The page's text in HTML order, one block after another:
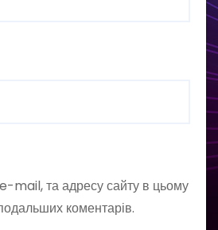
mail, та адресу сайту в цьому
коментарів.